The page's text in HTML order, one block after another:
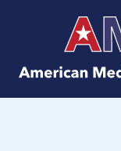
content